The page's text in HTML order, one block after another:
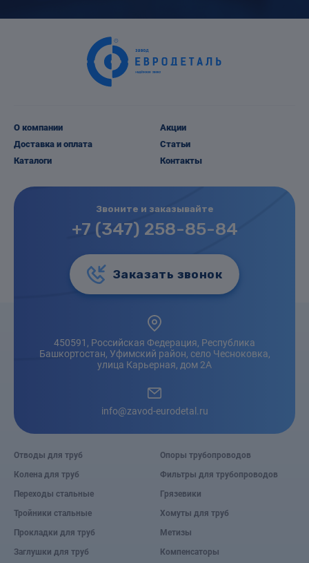
О компании
Доставка и оплата
Каталоги
Акции
Статьи
Контакты
Звоните и заказывайте
+7 (347) 258-85-84
Заказать звонок
450591, Российская Федерация, Республика
Башкортостан, Уфимский район, село Чесноковка,
улица Карьерная, дом 2А
info@zavod-eurodetal.ru
Отводы для труб
Колена для труб
Переходы стальные
Тройники стальные
Прокладки для труб
Заглушки для труб
Опоры трубопроводов
Фильтры для трубопроводов
Грязевики
Хомуты для труб
Метизы
Компенсаторы